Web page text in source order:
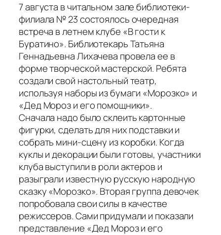
7 августа в читальном зале библиотеки-
филиала № 23 состоялось очередная
встреча в летнем клубе «В гости к
Буратино». Библиотекарь Татьяна
Геннадьевна Лихачева провела ее в
форме творческой мастерской. Ребята
создали свой настольный театр,
используя наборы из бумаги «Морозко» и
«Дед Мороз и его помощники».
Сначала надо было склеить картонные
фигурки, сделать для них подставки и
собрать мини-сцену из коробки. Когда
куклы и декорации были готовы, участники
клуба выступили в роли актеров и
разыграли известную русскую народную
сказку «Морозко». Вторая группа девочек
попробовала свои силы в качестве
режиссеров. Сами придумали и показали
представление «Дед Мороз и его